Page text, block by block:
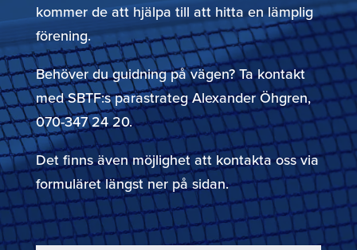
kommer de att hjälpa till att hitta en lämplig
förening.
Behöver du guidning på vägen? Ta kontakt
med SBTF:s parastrateg Alexander Öhgren,
070-347 24 20.
Det finns även möjlighet att kontakta oss via
formuläret längst ner på sidan.